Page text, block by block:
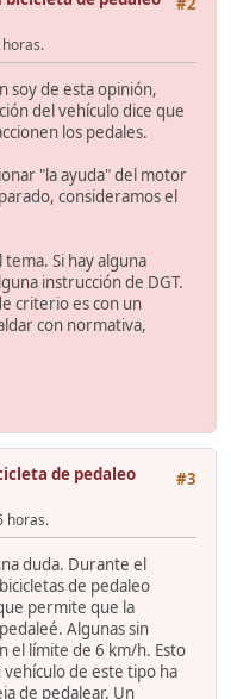
soy de esta opinión,
del vehículo dice que
los pedales.
"la ayuda" del motor
consideramos el
Si hay alguna
instrucción de DGT.
criterio es con un
con normativa,
#3
de pedaleo
horas.
duda. Durante el
de pedaleo
permite que la
Algunas sin
el límite de 6 km/h. Esto
de este tipo ha
de pedalear. Un